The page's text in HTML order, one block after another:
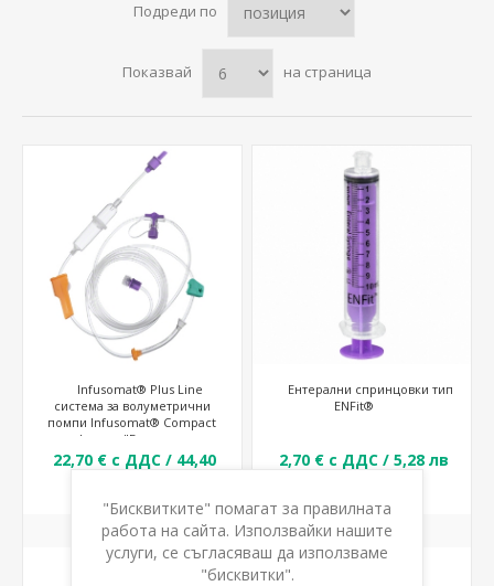
Подреди по
Показвай на страница
Infusomat® Plus Line
система за волуметрични
помпи Infusomat® Compact
plus тип "Ентерално
хранене"
22,70 € с ДДС / 44,40
Ентерални спринцовки тип
ENFit®
2,70 € с ДДС / 5,28 лв
"Бисквитките" помагат за правилната
работа на сайта. Използвайки нашите
услуги, се съгласяваш да използваме
"бисквитки".